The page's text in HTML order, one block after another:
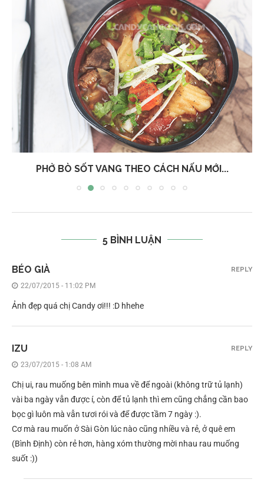
PHỞ BÒ SỐT VANG THEO CÁCH NẤU MỚI...
5 BÌNH LUẬN
BÉO GIÀ
22/07/2015 - 11:02 PM
Ảnh đẹp quá chị Candy ơi!!! :D hhehe
REPLY
IZU
23/07/2015 - 1:08 AM
Chị ui, rau muống bên mình mua về để ngoài (không trữ tủ lạnh)
vài ba ngày vẫn được í, còn để tủ lạnh thì em cũng chẳng cần bao
bọc gì luôn mà vẫn tươi rói và để được tầm 7 ngày :).
Cơ mà rau muốn ở Sài Gòn lúc nào cũng nhiều và rẻ, ở quê em
(Bình Định) còn rẻ hơn, hàng xóm thường mời nhau rau muống
suốt :))
REPLY